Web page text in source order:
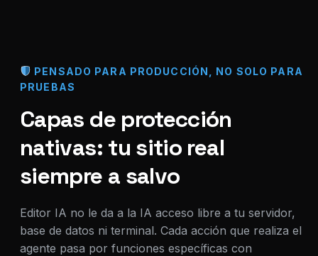
PENSADO PARA PRODUCCIÓN, NO SOLO PARA
PRUEBAS
Capas de protección
nativas: tu sitio real
siempre a salvo
Editor IA no le da a la IA acceso libre a tu servidor,
base de datos ni terminal. Cada acción que realiza el
agente pasa por funciones específicas con